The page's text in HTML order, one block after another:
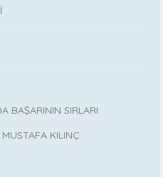
BAŞARININ SIRLARI
KILINÇ